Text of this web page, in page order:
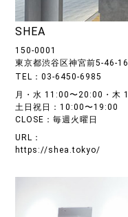
SHEA
150-0001
東京都渋谷区神宮前5-46-
TEL：03-6450-6985
月・水 11:00〜20:00・木
土日祝日：10:00〜19:00
CLOSE：毎週火曜日
URL：
https://shea.tokyo/